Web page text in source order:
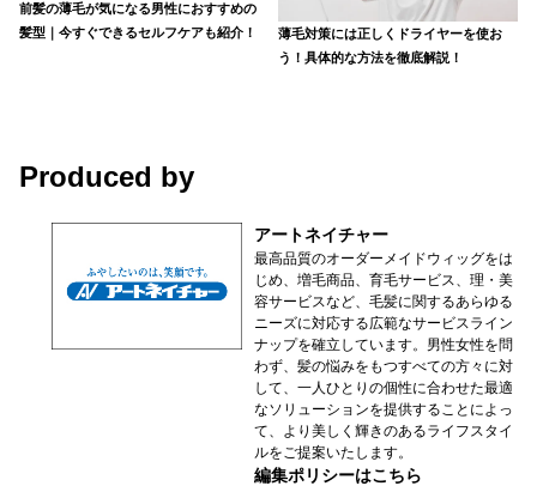
前髪の薄毛が気になる男性におすすめの
髪型｜今すぐできるセルフケアも紹介！
薄毛対策には正しくドライヤーを使お
う！具体的な方法を徹底解説！
Produced by
アートネイチャー
最高品質のオーダーメイドウィッグをは
じめ、増毛商品、育毛サービス、理・美
容サービスなど、毛髪に関するあらゆる
ニーズに対応する広範なサービスライン
ナップを確立しています。男性女性を問
わず、髪の悩みをもつすべての方々に対
して、一人ひとりの個性に合わせた最適
なソリューションを提供することによっ
て、より美しく輝きのあるライフスタイ
ルをご提案いたします。
編集ポリシーはこちら